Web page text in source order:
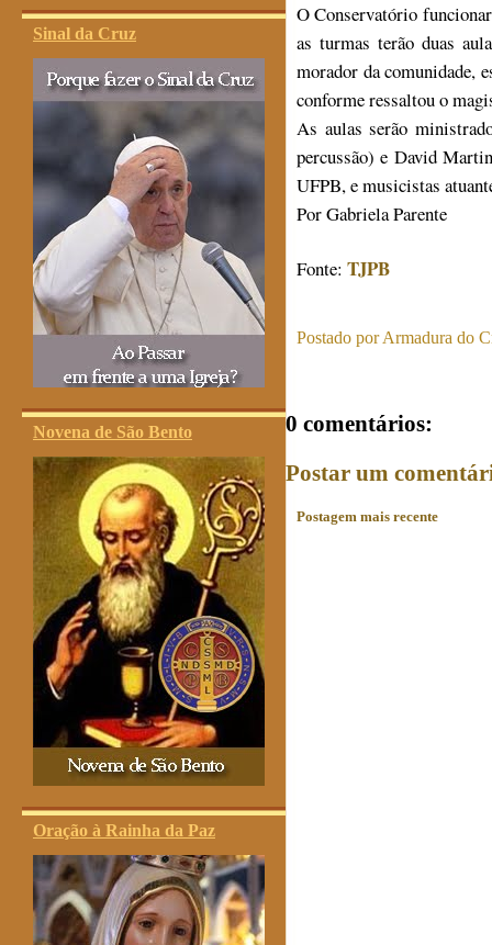
Sinal da Cruz
Novena de São Bento
Oração à Rainha da Paz
O Conservatório
as turmas terão duas
morador da comunidade,
conforme ressaltou o
As aulas serão
percussão) e David
UFPB, e musicistas
Por Gabriela Parente
Fonte: TJPB
Postado porArmadura do
0 comentários:
Postar um
Postagem mais recente